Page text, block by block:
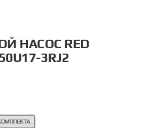
НАСОС RED
3RJ2